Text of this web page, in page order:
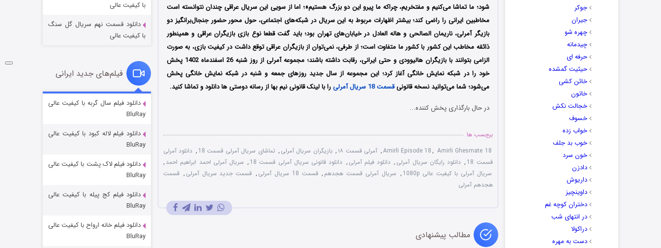
جوکر
جیران
چهره شو
چیدمانه
حرفه ای
حیثیت گمشده
خائن کشی
خاتون
خجالت نکش
خسوف
خواب زده
خوب بد جلف
خون سرد
دادزن
داریوش
داوینچیز
دختران کوچه غم
در انتهای شب
دراکولا
دست به مهره
شود؛ ما تماشا می‌کنیم و مفتخریم، چراکه ما پیرو این دو بزرگ هستیم»؛ اما از سویی این سریال عراقی چندان نتوانسته است
مخاطبین ایرانی را راضی کند؛ بیشتر اظهارات مربوط به این سریال در شبکه‌های اجتماعی، حول محور حضور جنجال‌برانگیز دو
بازیگر آمرلی، ناریمان الصالحی و هاله العادل در خیابان‌های تهران بود؛ باید گفت قطعا نوع بازی بازیگران عراقی و همینطور
ذائقه مخاطب این کشور با کشور ما متفاوت است؛ از طرفی، نمی‌توان از بازیگران عراقی توقع داشت در کیفیت بازی، به صورت
الزامی بتوانند با بازیگران هالیوودی و حتی ایرانی، رقابت داشته باشند؛ مجموعه آمرلی از روز شنبه 26 اسفندماه 1402 پخش
خود را در شبکه نمایش خانگی آغاز کرد؛ این مجموعه از سال جدید روزهای جمعه و شنبه در شبکه نمایش خانگی پخش
می‌شود؛ شما می‌توانید نسخه قانونیقسمت 18 سریال آمرلی را با لینک قانونی نیم بها از رسانه دوستی ها دانلود و تماشا کنید.
در حال بارگذاری پخش کننده...
برچسب ها
Amirli Episode 18, Amirli Ghesmate 18
, آمرلی قسمت ۱۸ , بازیگران سریال آمرلی , تماشای سریال آمرلی قسمت 18 , دانلود آمرلی
قسمت 18
, دانلود رایگان سریال آمرلی , دانلود فیلم آمرلی , دانلود قانونی سریال آمرلی قسمت 18 , سریال آمرلی احمد ابراهیم احمد ,
سریال آمرلی با کیفیت عالی 1080p
, سریال آمرلی قسمت هجدهم , قسمت 18 سریال آمرلی , قسمت جدید سریال آمرلی , قسمت
هجدهم آمرلی
مطالب پیشنهادی
شوگر فصل ۲
قسمت
خاندان اژدها فصل ۳
با کیفیت عالی
دانلود قسمت نهم سریال گل سنگ
با کیفیت عالی
فیلم‌های جدید ایرانی
دانلود فیلم سال گربه با کیفیت عالی
BluRay
دانلود فیلم لاله کبود با کیفیت عالی
BluRay
دانلود فیلم لاک پشت با کیفیت عالی
BluRay
دانلود فیلم کج‌ پیله با کیفیت عالی
BluRay
دانلود فیلم خانه ارواح با کیفیت عالی
BluRay